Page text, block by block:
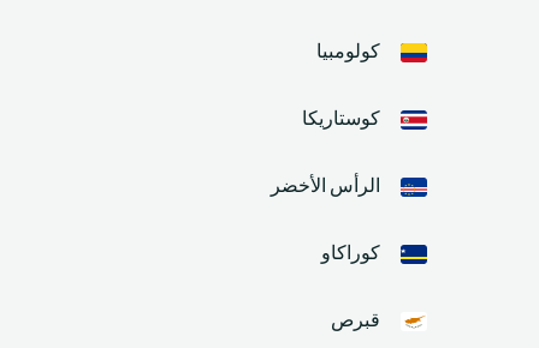
كولومبيا
كوستاريكا
الرأس الأخضر
كوراكاو
قبرص